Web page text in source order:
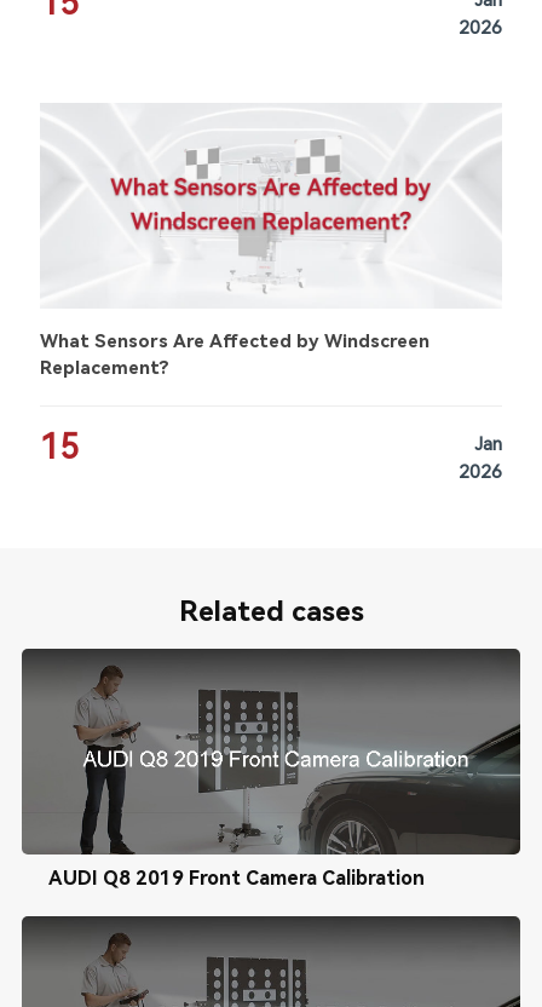
2026
What Sensors Are Affected by Windscreen
Replacement?
15
Jan
2026
Related cases
AUDI Q8 2019 Front Camera Calibration